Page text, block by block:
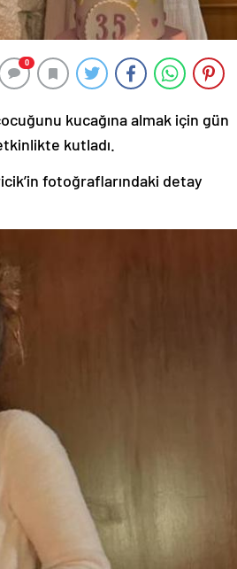
0
kucağına almak için gün
kutladı.
fotoğraflarındaki detay